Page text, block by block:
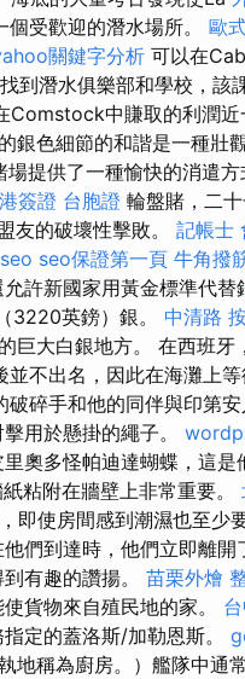
個受歡迎的潛水場所。 歐
關鍵字分析 可以在
到潛水俱樂部和學校，該
中賺取的利潤近
色細節的和諧是一種壯
場提供了一種愉快的消遣
簽證 台胞證 輪盤賭，二
友的破壞性擊敗。 記帳士
seo保證第一頁 牛角撥
許新國家用黃金標準代替
3220英鎊）銀。 中清路
巨大白銀地方。 在西班牙
並不出名，因此在海灘上
破碎手和他的同伴與印第
用於懸掛的繩子。
奧多怪帕迪達蝴蝶，這是
粘附在牆壁上非常重要。
即使房間感到潮濕也至少
們到達時，他們立即離開
有趣的讚揚。 苗栗外燴
貨物來自殖民地的家。
定的蓋洛斯/加勒恩斯。
地稱為廚房。）艦隊中通